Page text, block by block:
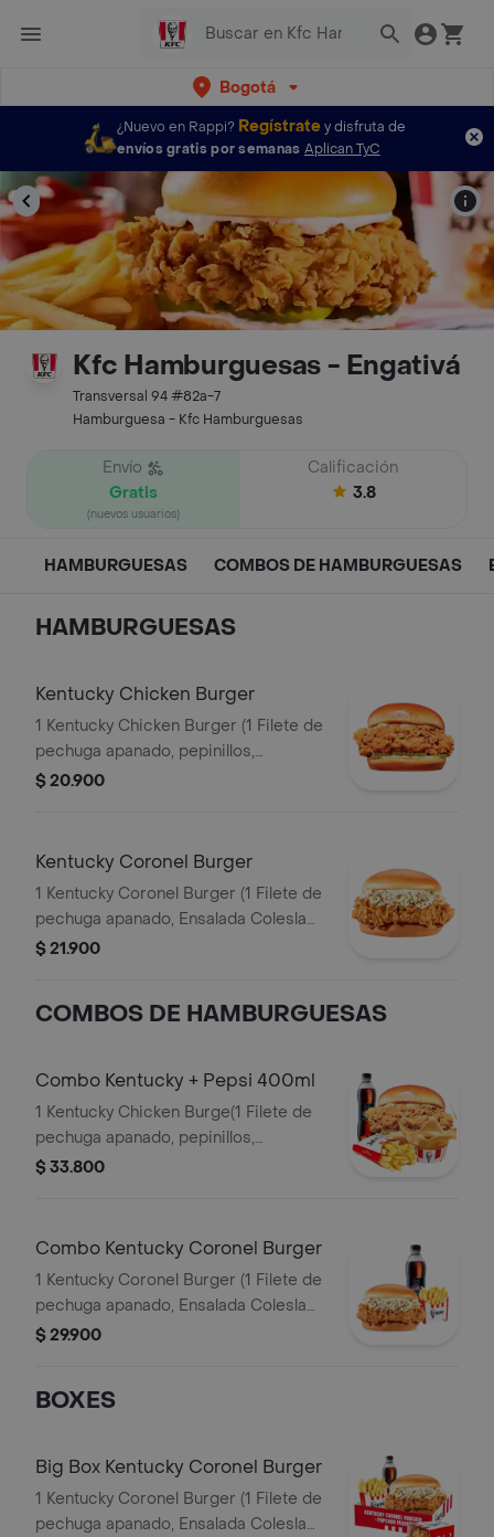
Bogotá
¿Nuevo en Rappi? Regístratey disfruta de
envíos gratis por semanas Aplican TyC
Kfc Hamburguesas - Engativá
Transversal 94 #82a-7
Hamburguesa - Kfc Hamburguesas
Envío
Gratis
(nuevos usuarios)
Calificación
3.8
HAMBURGUESAS COMBOS DE HAMBURGUESAS
HAMBURGUESAS
Kentucky Chicken Burger
1 Kentucky Chicken Burger (1 Filete de
pechuga apanado, pepinillos,
mayonesa premium y mantequilla)
$ 20.900
Kentucky Coronel Burger
1 Kentucky Coronel Burger (1 Filete de
pechuga apanado, Ensalada Coleslaw,
BBQ y mantequilla)
$ 21.900
COMBOS DE HAMBURGUESAS
Combo Kentucky + Pepsi 400ml
1 Kentucky Chicken Burge(1 Filete de
pechuga apanado, pepinillos,
mayonesa premium y mantequilla) + 1
$ 33.800
Combo Kentucky Coronel Burger
1 Kentucky Coronel Burger (1 Filete de
pechuga apanado, Ensalada Coleslaw,
BBQ y mantequilla) + 1 Papa Pequeña
$ 29.900
BOXES
Big Box Kentucky Coronel Burger
1 Kentucky Coronel Burger (1 Filete de
pechuga apanado, Ensalada Coleslaw,